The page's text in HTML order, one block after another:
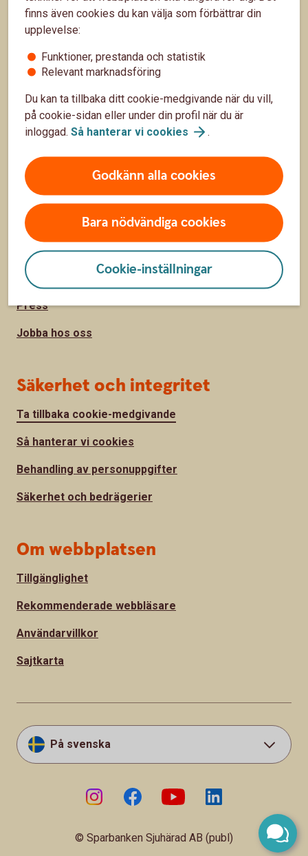
finns även cookies du kan välja som förbättrar din
upplevelse:
Funktioner, prestanda och statistik
Relevant marknadsföring
Du kan ta tillbaka ditt cookie-medgivande när du vill,
på cookie-sidan eller under din profil när du är
inloggad. Så hanterar vi cookies .
Godkänn alla cookies
Bara nödvändiga cookies
Cookie-inställningar
Räkna på ränta på ränta
Räkna på månadssparande
Räkna på billån
Räkna ut pension
Hitta snabbt
Räntor, priser och kurser
Hitta bankkontor
Om Sparbanken Sjuhärad
Press
Jobba hos oss
Säkerhet och integritet
Ta tillbaka cookie-medgivande
Så hanterar vi cookies
Behandling av personuppgifter
Säkerhet och bedrägerier
Om webbplatsen
Tillgänglighet
Rekommenderade webbläsare
Användarvillkor
Sajtkarta
På svenska
© Sparbanken Sjuhärad AB (publ)